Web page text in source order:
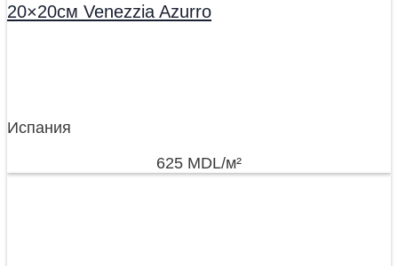
20×20см Venezzia Azurro
Испания
625 MDL/м²